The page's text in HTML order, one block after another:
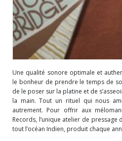
Une qualité sonore optimale et
le bonheur de prendre le temps de
de le poser sur la platine et de
la main. Tout un rituel qui nous
autrement. Pour offrir aux
Records, l’unique atelier de pressage
tout l’océan Indien, produit chaque